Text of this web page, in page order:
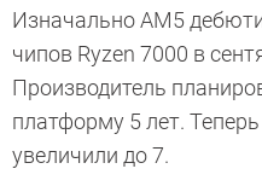
Изначально AM5
чипов Ryzen 7000 в
Производитель
платформу 5 лет.
увеличили до 7.